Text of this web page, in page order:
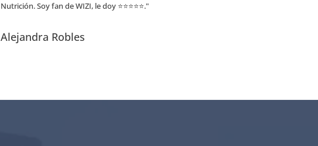
Nutrición. Soy fan de WIZI, le doy ⭐⭐⭐⭐⭐."
Alejandra Robles